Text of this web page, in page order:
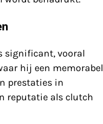
significant, vooral
hij een memorabel
prestaties in
reputatie als clutch